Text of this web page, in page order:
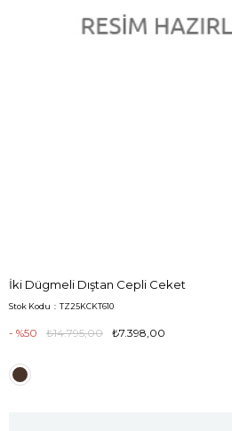
İki Dügmeli Dıştan Cepli Ceket
Stok Kodu TZ25KCKT610
50 ₺14.795,00 ₺7.398,00